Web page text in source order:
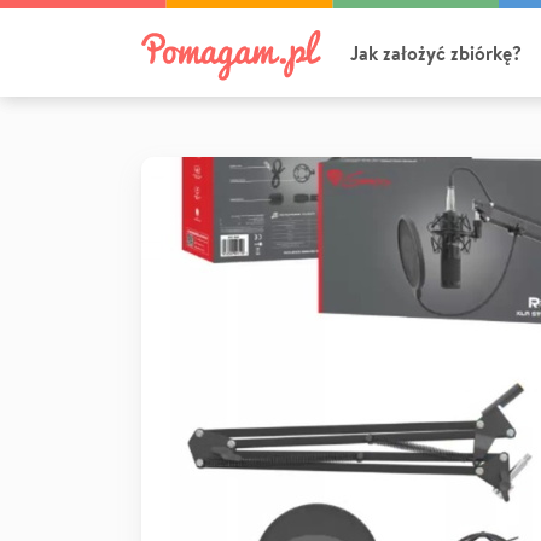
Jak założyć zbiórkę?